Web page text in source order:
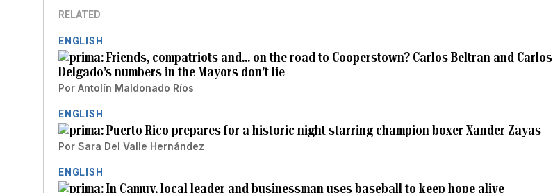
RELATED
ENGLISH
Friends, compatriots and... on the road to Cooperstown? Carlos Beltran and Carlos
Delgado’s numbers in the Mayors don’t lie
Por Antolín Maldonado Ríos
ENGLISH
Puerto Rico prepares for a historic night starring champion boxer Xander Zayas
Por Sara Del Valle Hernández
ENGLISH
In Camuy, local leader and businessman uses baseball to keep hope alive